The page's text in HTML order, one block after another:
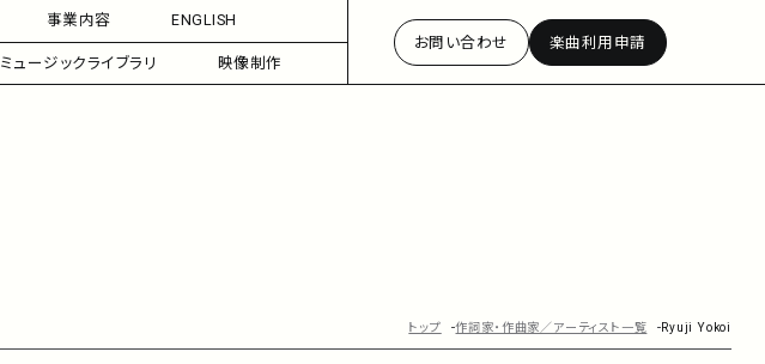
事業内容
ENGLISH
ミュージックライブラリ 映像制作
お問い合わせ 楽曲利用申請
トップ 作詞家・作曲家／アーティスト一覧 Ryuji Yokoi